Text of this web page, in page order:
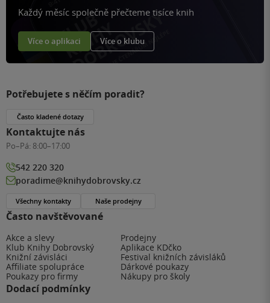
Každý měsíc společně přečteme tisíce knih
Více o aplikaci Více o klubu
Často navštěvované
Akce a slevy
Prodejny
Klub Knihy Dobrovský
Aplikace KDčko
Knižní závisláci
Festival knižních závisláků
Affiliate spolupráce
Dárkové poukazy
Poukazy pro firmy
Nákupy pro školy
Dodací podmínky
Potřebujete s něčím poradit?
Často kladené dotazy
Kontaktujte nás
Po–Pá: 8:00–17:00
542 220 320
poradime@knihydobrovsky.cz
Všechny kontakty Naše prodejny